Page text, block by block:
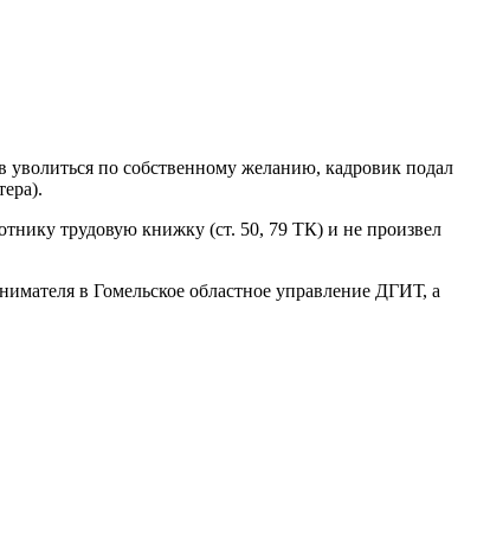
уволиться по собственному желанию, кадровик подал
трудовую книжку (ст. 50, 79 ТК) и не произвел
в Гомельское областное управление ДГИТ, а